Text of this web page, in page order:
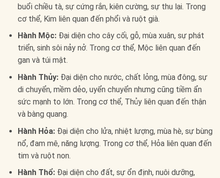
buổi chiều tà, sự cứng rắn, kiên cường, sự thu lại. Trong
cơ thể, Kim liên quan đến phổi và ruột già.
Hành Mộc:Đại diện cho cây cối, gỗ, mùa xuân, sự phát
triển, sinh sôi nảy nở. Trong cơ thể, Mộc liên quan đến
gan và túi mật.
Hành Thủy:Đại diện cho nước, chất lỏng, mùa đông, sự
di chuyển, mềm dẻo, uyển chuyển nhưng cũng tiềm ẩn
sức mạnh to lớn. Trong cơ thể, Thủy liên quan đến thận
và bàng quang.
Hành Hỏa:Đại diện cho lửa, nhiệt lượng, mùa hè, sự bùng
nổ, đam mê, năng lượng. Trong cơ thể, Hỏa liên quan đến
tim và ruột non.
Hành Thổ:Đại diện cho đất, sự ổn định, nuôi dưỡng,